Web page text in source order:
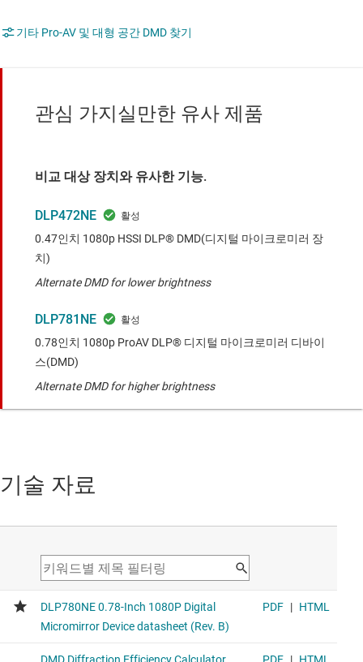
기타 Pro-AV 및 대형 공간 DMD 찾기
관심 가지실만한 유사 제품
비교 대상 장치와 유사한 기능.
DLP472NE
0.47인치 1080p HSSI DLP® DMD(디지털 마이크로미러 장
치)
Alternate DMD for lower brightness
DLP781NE
0.78인치 1080p ProAV DLP® 디지털 마이크로미러 디바이
스(DMD)
Alternate DMD for higher brightness
기술 자료